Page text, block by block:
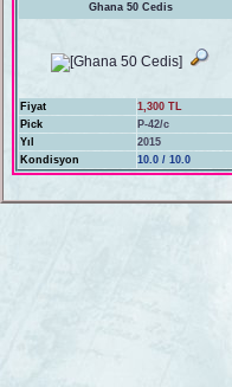
Ghana 50 Cedis
Fiyat
1,300 TL
Pick
P-42/c
Yıl
2015
Kondisyon
10.0 / 10.0